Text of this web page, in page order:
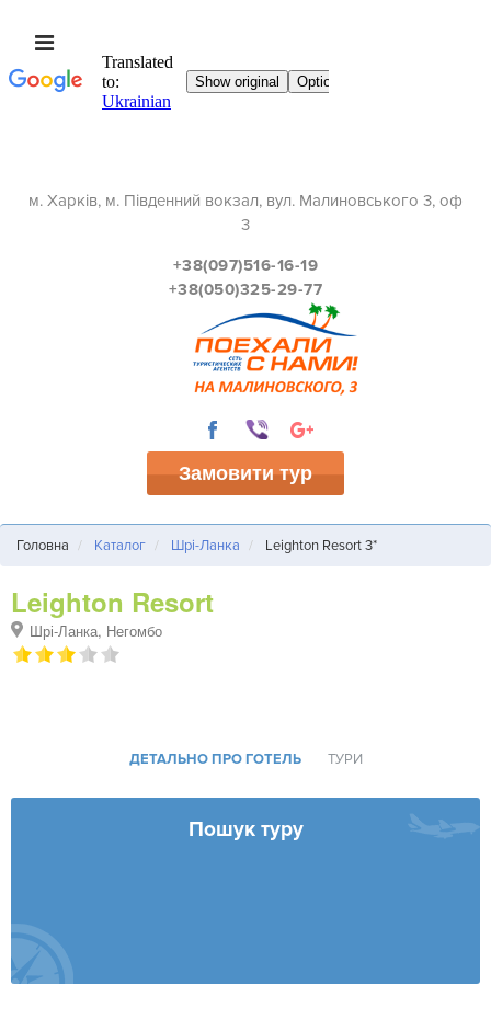
м. Харків, м. Південний вокзал, вул. Малиновського 3, оф
3
+38(097)516-16-19
+38(050)325-29-77
Замовити тур
Головна Каталог Шрі-Ланка Leighton Resort 3*
Leighton Resort
Шрі-Ланка, Негомбо
ДЕТАЛЬНО ПРО ГОТЕЛЬ ТУРИ
Пошук туру